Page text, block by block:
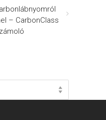
– CarbonClass